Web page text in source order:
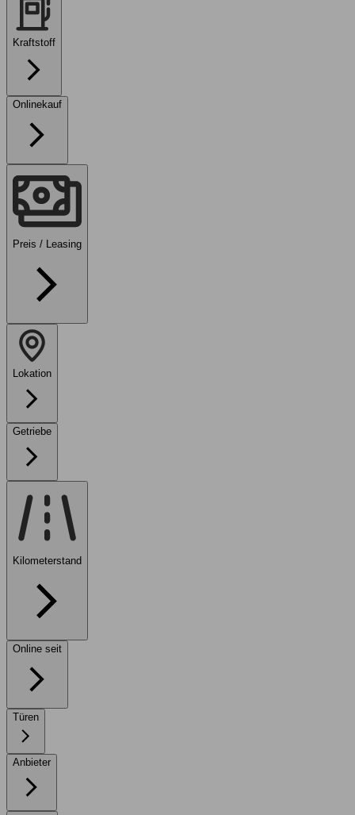
Kraftstoff
Onlinekauf
Preis / Leasing
Lokation
Getriebe
Kilometerstand
Online seit
Türen
Anbieter